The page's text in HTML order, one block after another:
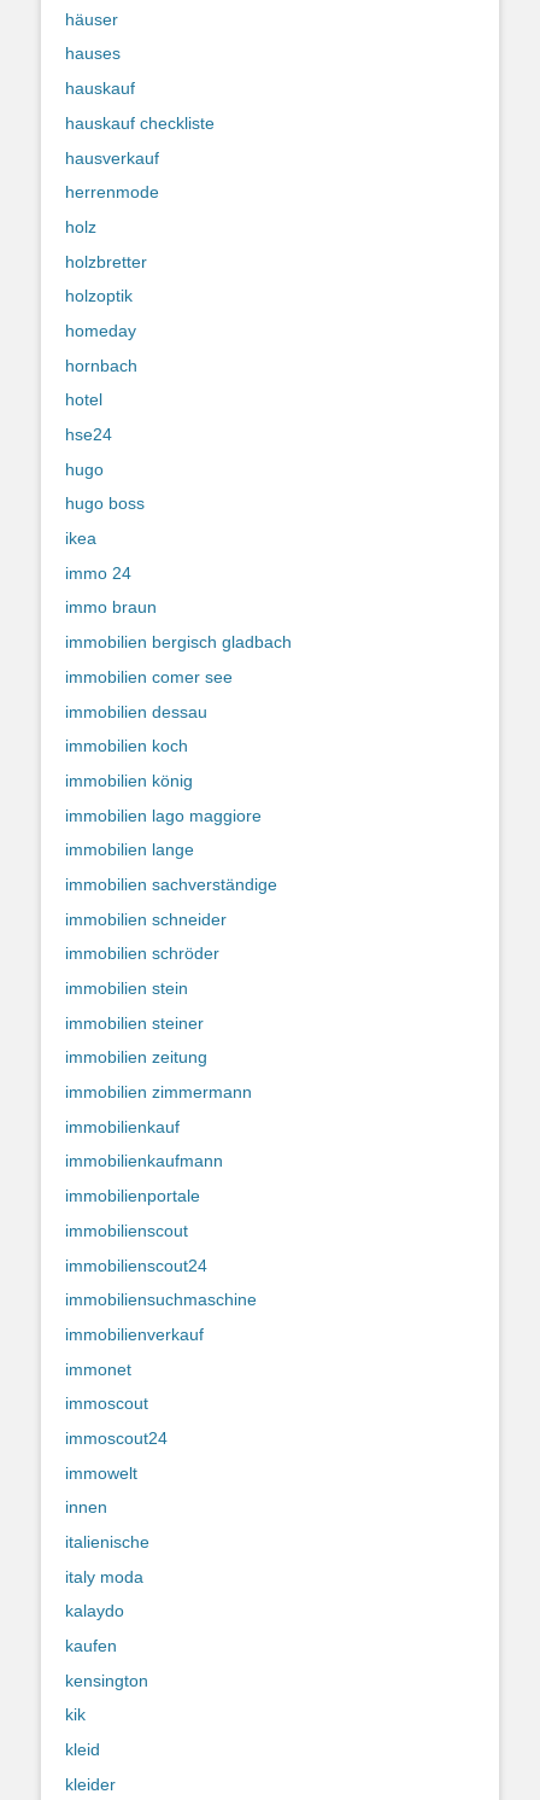
häuser
hauses
hauskauf
hauskauf checkliste
hausverkauf
herrenmode
holz
holzbretter
holzoptik
homeday
hornbach
hotel
hse24
hugo
hugo boss
ikea
immo 24
immo braun
immobilien bergisch gladbach
immobilien comer see
immobilien dessau
immobilien koch
immobilien könig
immobilien lago maggiore
immobilien lange
immobilien sachverständige
immobilien schneider
immobilien schröder
immobilien stein
immobilien steiner
immobilien zeitung
immobilien zimmermann
immobilienkauf
immobilienkaufmann
immobilienportale
immobilienscout
immobilienscout24
immobiliensuchmaschine
immobilienverkauf
immonet
immoscout
immoscout24
immowelt
innen
italienische
italy moda
kalaydo
kaufen
kensington
kik
kleid
kleider